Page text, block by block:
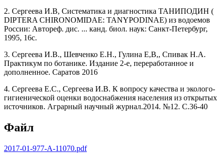
2. Сергеева И.В, Систематика и диагностика ТАНИПОДИН (
DIPTERA CHIRONOMIDAE: TANYPODINAE) из водоемов
России: Автореф. дис. ... канд. биол. наук: Санкт-Петербург,
1995, 16с.
3. Сергеева И.В., Шевченко Е.Н., Гулина Е,В,, Спивак Н.А.
Практикум по ботанике. Издание 2-e, переработанное и
дополненное. Саратов 2016
4. Сергеева Е.С., Сергеева И.В. К вопросу качества и эколого-
гигиенической оценки водоснабжения населения из открытых
источников. Аграрный научный журнал.2014. №12. С.36-40
Файл
2017-01-977-A-11070.pdf